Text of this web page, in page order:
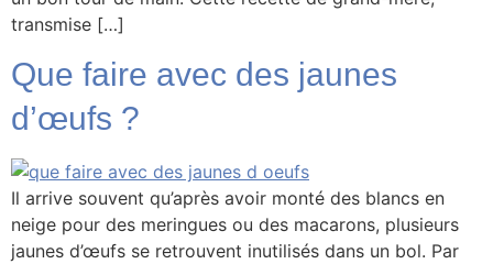
transmise […]
Que faire avec des jaunes
d’œufs ?
Il arrive souvent qu’après avoir monté des blancs en
neige pour des meringues ou des macarons, plusieurs
jaunes d’œufs se retrouvent inutilisés dans un bol. Par